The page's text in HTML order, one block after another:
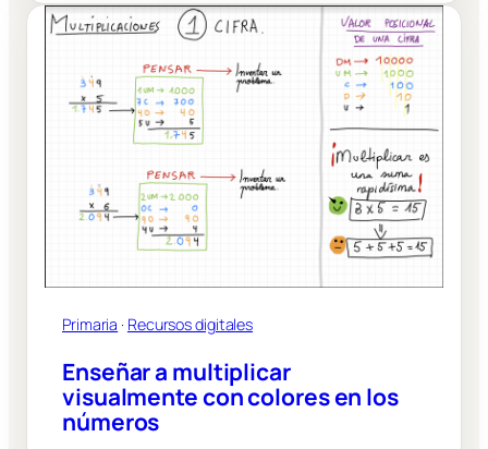
Primaria · Recursos digitales
Enseñar a multiplicar
visualmente con colores en los
números